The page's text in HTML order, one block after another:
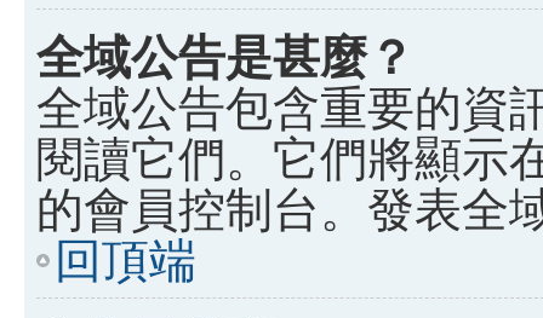
全域公告是甚麼？
全域公告包含重要的資
閱讀它們。它們將顯示
的會員控制台。發表全
回頂端